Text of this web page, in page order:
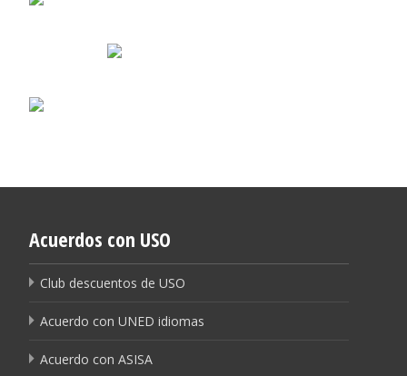
Acuerdos con USO
Club descuentos de USO
Acuerdo con UNED idiomas
Acuerdo con ASISA